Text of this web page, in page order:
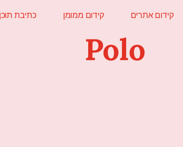
קידום אתרים קידום ממומן כתיבת תוכן
Polo